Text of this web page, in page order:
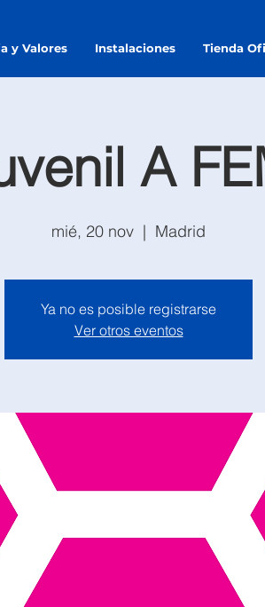
y Valores Instalaciones Tienda
A
mié, 20 nov
  |
Madrid
Ya no es posible registrarse
Ver otros eventos